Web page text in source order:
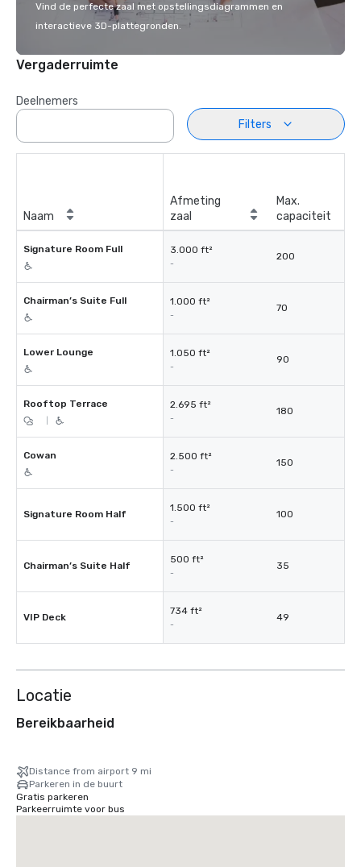
Vind de perfecte zaal met opstellingsdiagrammen en
interactieve 3D-plattegronden.
Vergaderruimte
Deelnemers
Filters
Naam
Afmeting
zaal
Max.
capaciteit
Signature Room Full 3.000 ft²
-
200
Chairman’s Suite Full 1.000 ft²
-
70
Lower Lounge 1.050 ft²
-
90
Rooftop Terrace 2.695 ft²
-
180
Cowan 2.500 ft²
-
150
Signature Room Half
1.500 ft²
-
100
Chairman’s Suite Half
500 ft²
-
35
VIP Deck
734 ft²
-
49
Locatie
Bereikbaarheid
Distance from airport 9 mi
Parkeren in de buurt
Gratis parkeren
Parkeerruimte voor bus